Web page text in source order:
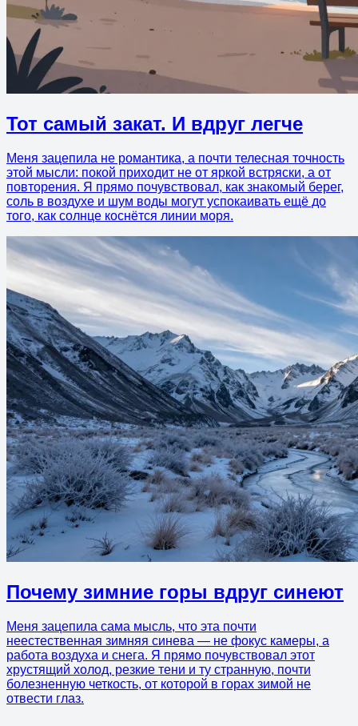
Тот самый закат. И вдруг легче
Меня зацепила не романтика, а почти телесная точность
этой мысли: покой приходит не от яркой встряски, а от
повторения. Я прямо почувствовал, как знакомый берег,
соль в воздухе и шум воды могут успокаивать ещё до
того, как солнце коснётся линии моря.
Почему зимние горы вдруг синеют
Меня зацепила сама мысль, что эта почти
неестественная зимняя синева — не фокус камеры, а
работа воздуха и снега. Я прямо почувствовал этот
хрустящий холод, резкие тени и ту странную, почти
болезненную четкость, от которой в горах зимой не
отвести глаз.